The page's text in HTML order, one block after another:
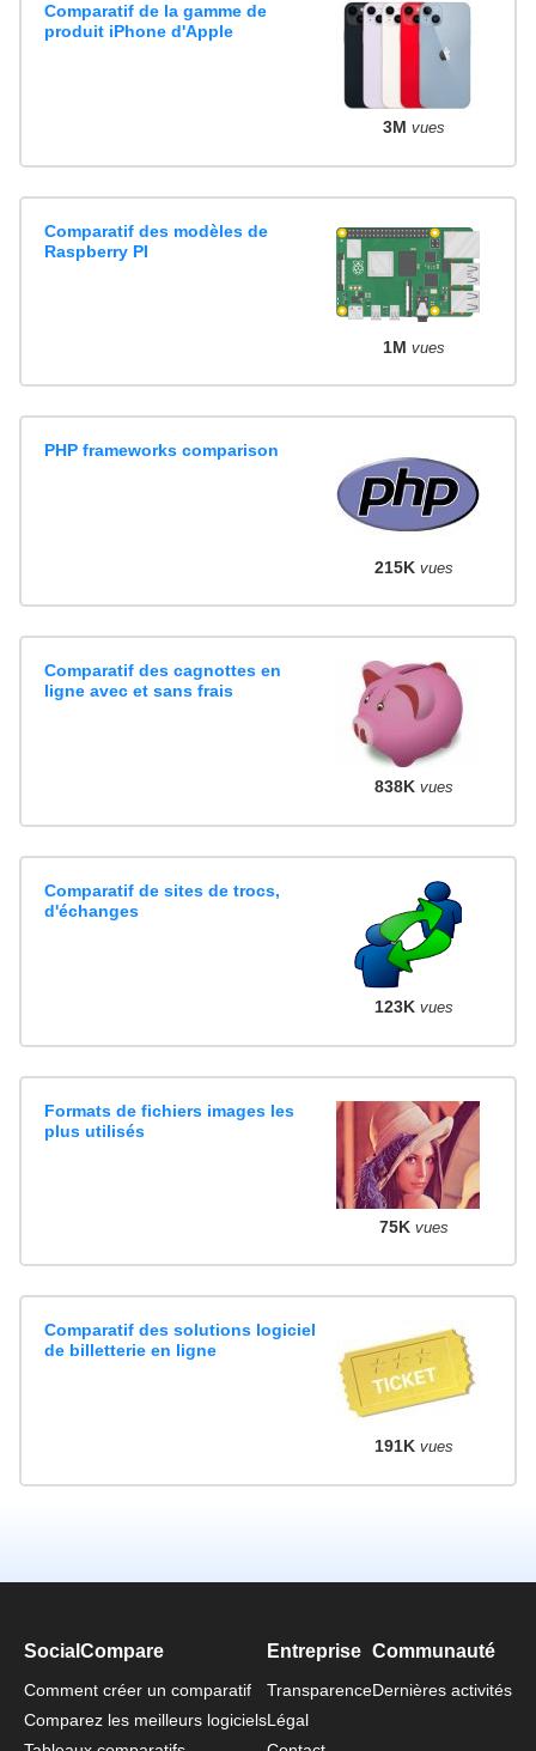
Comparatif de la gamme de
produit iPhone d'Apple
3M vues
Comparatif des modèles de
Raspberry PI
1M vues
PHP frameworks comparison
215K vues
Comparatif des cagnottes en
ligne avec et sans frais
838K vues
Comparatif de sites de trocs,
d'échanges
123K vues
Formats de fichiers images les
plus utilisés
75K vues
Comparatif des solutions logiciel
de billetterie en ligne
191K vues
SocialCompare
Comment créer un comparatif
Comparez les meilleurs logiciels
Entreprise
Transparence
Légal
Communauté
Dernières activités